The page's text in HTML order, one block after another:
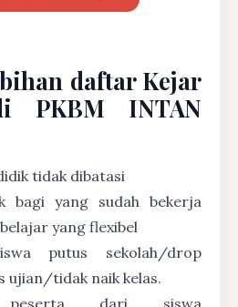
daftar Kejar
PKBM INTAN
tidak dibatasi
bagi yang sudah bekerja
yang flexibel
putus sekolah/drop
ujian/tidak naik kelas.
peserta dari siswa